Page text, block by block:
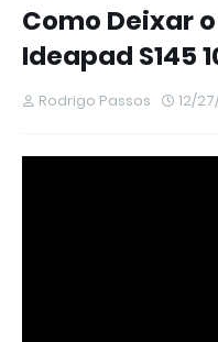
Como Deixar
Ideapad S145
Rodrigo Passos 12/